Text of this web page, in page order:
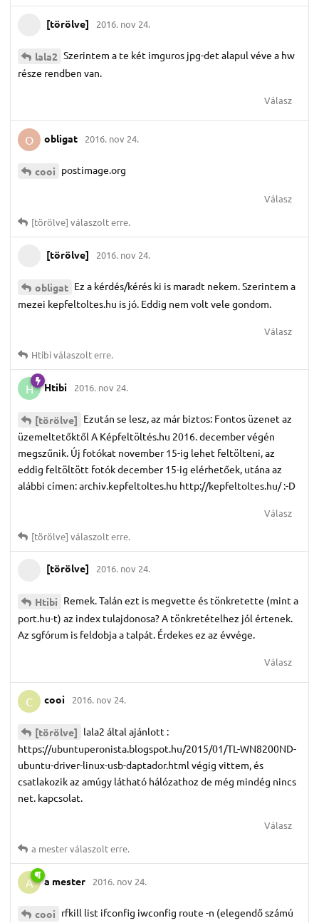
[törölve] 2016. nov 24.
lala2 Szerintem a te két imguros jpg-det alapul véve a hw
része rendben van.
Válasz
O obligat 2016. nov 24.
cooi postimage.org
Válasz
[törölve] válaszolt erre.
[törölve] 2016. nov 24.
obligat Ez a kérdés/kérés ki is maradt nekem. Szerintem a
mezei kepfeltoltes.hu is jó. Eddig nem volt vele gondom.
Válasz
Htibiválaszolt erre.
H Htibi 2016. nov 24.
[törölve] Ezután se lesz, az már biztos: Fontos üzenet az
üzemeltetőktől A Képfeltöltés.hu 2016. december végén
megszűnik. Új fotókat november 15-ig lehet feltölteni, az
eddig feltöltött fotók december 15-ig elérhetőek, utána az
alábbi címen: archiv.kepfeltoltes.hu http://kepfeltoltes.hu/ :-D
Válasz
[törölve] válaszolt erre.
[törölve] 2016. nov 24.
Htibi Remek. Talán ezt is megvette és tönkretette (mint a
port.hu-t) az index tulajdonosa? A tönkretételhez jól értenek.
Az sgfórum is feldobja a talpát. Érdekes ez az évvége.
Válasz
C cooi 2016. nov 24.
[törölve] lala2 által ajánlott :
https://ubuntuperonista.blogspot.hu/2015/01/TL-WN8200ND-
ubuntu-driver-linux-usb-daptador.html végig vittem, és
csatlakozik az amúgy látható hálózathoz de még mindég nincs
net. kapcsolat.
Válasz
a mesterválaszolt erre.
A a mester 2016. nov 24.
cooi rfkill list ifconfig iwconfig route -n (elegendő számú